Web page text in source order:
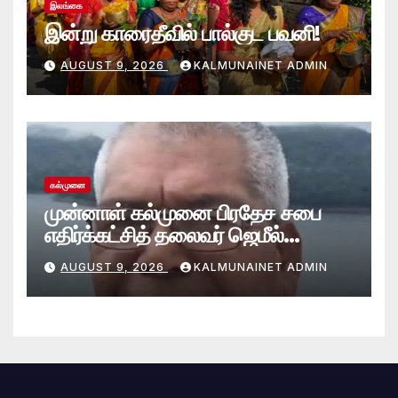
இலங்கை
இன்று காரைதீவில் பால்குட பவனி!
AUGUST 9, 2026 KALMUNAINET ADMIN
கல்முனை
முன்னாள் கல்முனை பிரதேச சபை
எதிர்க்கட்சித் தலைவர் ஜெமீல்
காலமானார்.!
AUGUST 9, 2026 KALMUNAINET ADMIN